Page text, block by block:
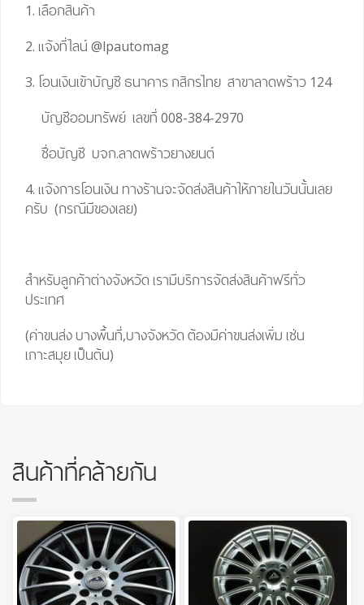
1. เลือกสินค้า
2. แจ้งที่ไลน์ @lpautomag
3. โอนเงินเข้าบัญชี ธนาคาร กสิกรไทย สาขาลาดพร้าว 124
บัญชีออมทรัพย์ เลขที่ 008-384-2970
ชื่อบัญชี บจก.ลาดพร้าวยางยนต์
4. แจ้งการโอนเงิน ทางร้านจะจัดส่งสินค้าให้ภายในวันนั้นเลย
ครับ (กรณีมีของเลย)
สำหรับลูกค้าต่างจังหวัด เรามีบริการจัดส่งสินค้าฟรีทั่ว
ประเทศ
(ค่าขนส่ง บางพื้นที่,บางจังหวัด ต้องมีค่าขนส่งเพิ่ม เช่น
เกาะสมุย เป็นต้น)
สินค้าที่คล้ายกัน